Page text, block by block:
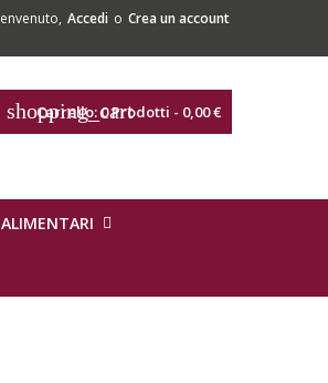
Accedi o Crea un account
shopping_cart
Carrello:0Prodotti - 0,00 €
ALIMENTARI